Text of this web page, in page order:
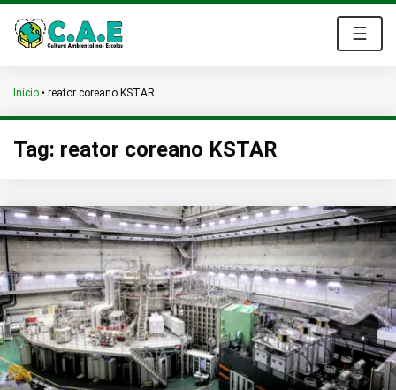
☰
Início • reator coreano KSTAR
Tag: reator coreano KSTAR